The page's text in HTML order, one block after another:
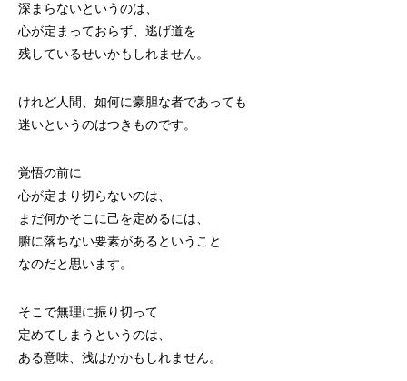
深まらないというのは、
心が定まっておらず、逃げ道を
残しているせいかもしれません。
けれど人間、如何に豪胆な者であっても
迷いというのはつきものです。
覚悟の前に
心が定まり切らないのは、
まだ何かそこに己を定めるには、
腑に落ちない要素があるということ
なのだと思います。
そこで無理に振り切って
定めてしまうというのは、
ある意味、浅はかかもしれません。